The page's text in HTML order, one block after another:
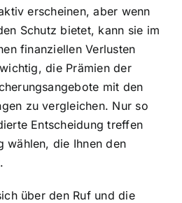
erscheinen, aber wenn
Schutz bietet, kann sie im
finanziellen Verlusten
die Prämien der
mit den
zu vergleichen. Nur so
Entscheidung treffen
wählen, die Ihnen den
über den Ruf und die